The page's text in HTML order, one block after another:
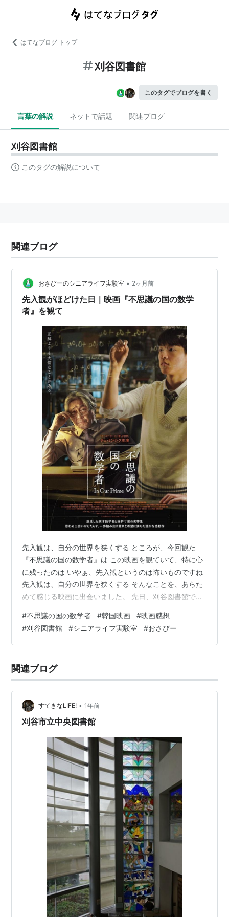
はてなブログ トップ
刈谷図書館
このタグでブログを書く
言葉の解説 ネットで話題 関連ブログ
刈谷図書館
このタグの解説について
関連ブログ
おさぴーのシニアライフ実験室 • 2ヶ月前
先入観がほどけた日｜映画『不思議の国の数学
者』を観て
先入観は、自分の世界を狭くする ところが、今回観た
『不思議の国の数学者』は この映画を観ていて、特に心
に残ったのは いやぁ、先入観というのは怖いものですね
先入観は、自分の世界を狭くする そんなことを、あらた
めて感じる映画に出会いました。 先日、刈谷図書館で上
た。 正直に言うと、これまで韓国映画に対して、おさぴ
ーはあまり良い印象を持っていませんでした。なんとな
く表現が強そうだとか、重たい作品が多そうだとか、そ
映画そのものの問題ではなく、私自身の中にあった思い
込みでした。観てもいないのに、わかっ…
#不思議の国の数学者 #韓国映画 #映画感想
#刈谷図書館 #シニアライフ実験室 #おさぴー
関連ブログ
すてきなLIFE! • 1年前
刈谷市立中央図書館